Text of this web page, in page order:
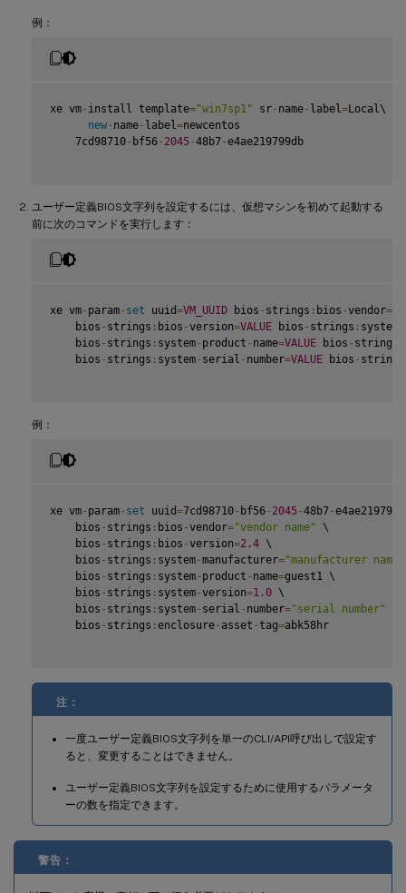
例：
xe vm- install template="win7sp1" sr- name- label =Local\
new- name- label =newcentos
    7cd98710
- bf56- 2045 -48b7-e4ae219799db
ユーザー定義BIOS文字列を設定するには、仮想マシンを初めて起動する
前に次のコマンドを実行します：
xe vm- param- set uuid=VM_UUID bios - strings : bios -vendor=
    bios
- strings : bios -version=VALUE bios - strings : system
    bios
- strings : system- product - name=VALUE bios - strings
    bios
- strings : system- serial - number=VALUE bios - strings
例：
xe vm- param- set uuid=7cd98710- bf56- 2045 -48b7-
    bios
- strings : bios -vendor="vendor name" \
    bios
- strings : bios -version=2.4 \
    bios
- strings : system-manufacturer="manufacturer name"
    bios
- strings : system- product - name=guest1 \
    bios
- strings : system-version=1.0 \
    bios
- strings : system- serial - number="serial number"
    bios
- strings :enclosure- asset -tag=abk58hr
注：
一度ユーザー定義BIOS文字列を単一のCLI/API呼び出しで設定す
ると、変更することはできません。
ユーザー定義BIOS文字列を設定するために使用するパラメータ
ーの数を指定できます。
警告：